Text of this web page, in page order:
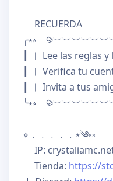
︱ RECUERDA
︱ Lee las reglas
︱ Verifica tu
︱ Invita a tus
︱ Tienda: https://